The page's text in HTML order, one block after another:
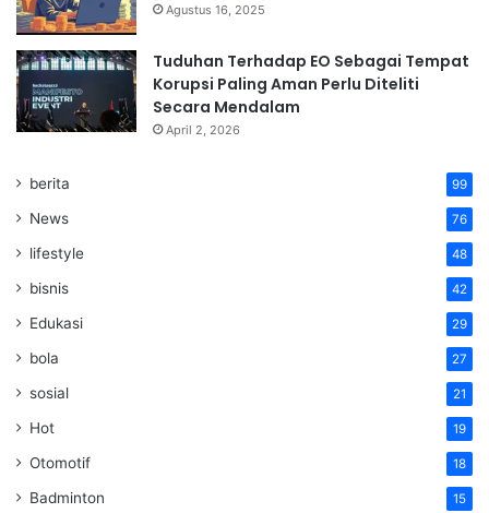
Agustus 16, 2025
Tuduhan Terhadap EO Sebagai Tempat
Korupsi Paling Aman Perlu Diteliti
Secara Mendalam
April 2, 2026
berita 99
News 76
lifestyle 48
bisnis 42
Edukasi 29
bola 27
sosial 21
Hot 19
Otomotif 18
Badminton 15